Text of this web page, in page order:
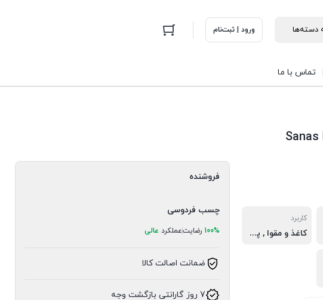
ورود | ثبت‌نام
تماس با ما
کاربرد
کاغذ و مقوا , پلاستیک , بسته بندی
فروشنده
چسب فردوسی
100% رضایتعملکرد عالی
ضمانت اصالت کالا
7 روز گارانتی بازگشت وجه